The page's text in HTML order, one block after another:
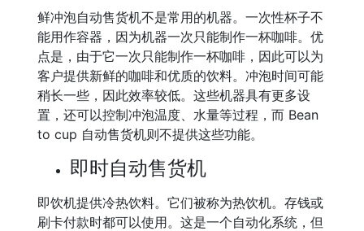
鲜冲泡自动售货机不是常用的机器。一次性杯子不
能用作容器，因为机器一次只能制作一杯咖啡。优
点是，由于它一次只能制作一杯咖啡，因此可以为
客户提供新鲜的咖啡和优质的饮料。冲泡时间可能
稍长一些，因此效率较低。这些机器具有更多设
置，还可以控制冲泡温度、水量等过程，而 Bean
to cup 自动售货机则不提供这些功能。
即时自动售货机
即饮机提供冷热饮料。它们被称为热饮机。存钱或
刷卡付款时都可以使用。这是一个自动化系统，但